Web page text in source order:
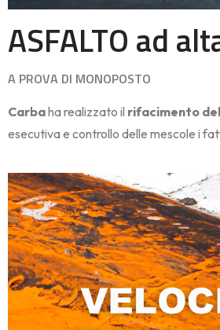
ASFALTO ad
A PROVA DI MONOPOSTO
Carbaha realizzato il rifacimento
esecutiva e controllo delle mescole i